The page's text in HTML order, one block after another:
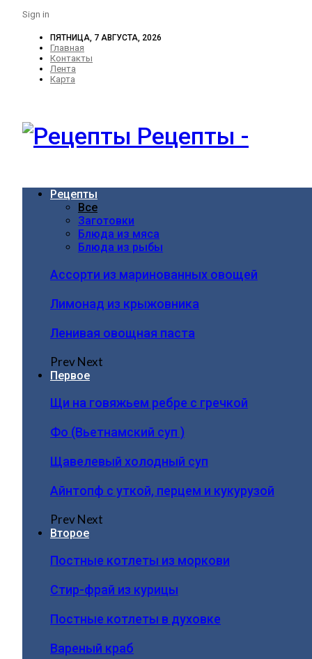
Sign in
ПЯТНИЦА, 7 АВГУСТА, 2026
Главная
Контакты
Лента
Карта
Рецепты -
Рецепты
Все
Заготовки
Блюда из мяса
Блюда из рыбы
Ассорти из маринованных овощей
Лимонад из крыжовника
Ленивая овощная паста
PrevNext
Первое
Щи на говяжьем ребре с гречкой
Фо (Вьетнамский суп )
Щавелевый холодный суп
Айнтопф с уткой, перцем и кукурузой
PrevNext
Второе
Постные котлеты из моркови
Стир-фрай из курицы
Постные котлеты в духовке
Вареный краб